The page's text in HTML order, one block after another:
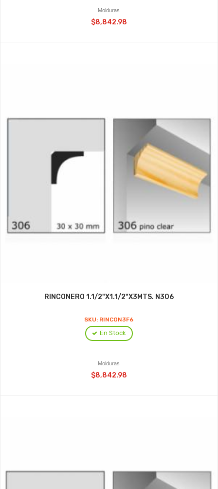
Molduras
$8,842.98
RINCONERO 1.1/2"X1.1/2"X3MTS. N306
SKU: RINCON3F6
En Stock
Molduras
$8,842.98